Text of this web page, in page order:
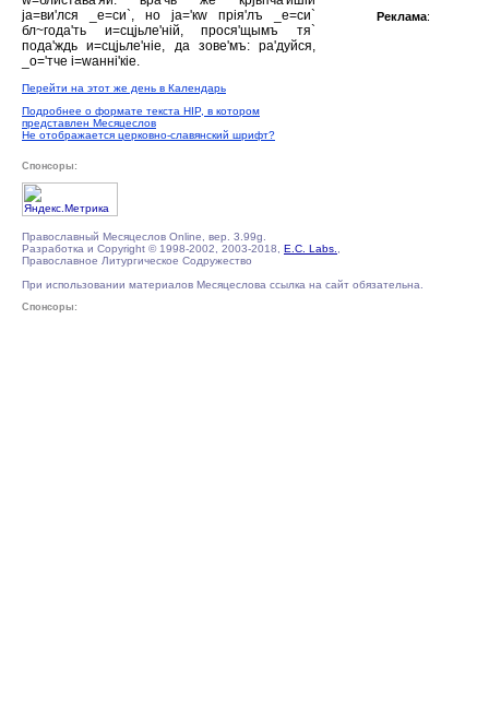
jа=ви'лся _е=си`, но jа='кw прiя'лъ _е=си`
бл~года'ть и=сцjьле'нiй, прося'щымъ тя`
пода'ждь и=сцjьле'нiе, да зове'мъ: ра'дуйся,
_о='тче i=wаннi'кiе.
Перейти на этот же день в Календарь
Подробнее о формате текста HIP, в котором
представлен Месяцеслов
Не отображается церковно-славянский шрифт?
Реклама:
Спонсоры:
Православный Месяцеслов Online, вер. 3.99g.
Разработка и Copyright © 1998-2002, 2003-2018, E.C. Labs.
Православное Литургическое Содружество
При использовании материалов Месяцеслова ссылка на сайт обязательна.
Спонсоры: